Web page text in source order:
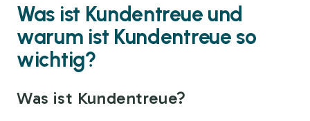
Was ist Kundentreue und
warum ist Kundentreue so
wichtig?
Was ist Kundentreue?